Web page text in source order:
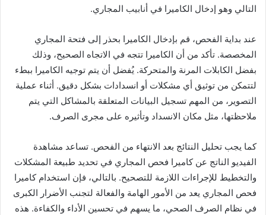
التالي وهو إدخال الكاميرا في أنابيب المجاري.
عند بداية الفحص، قم بإدخال الكاميرا بحذر إلى فتحة المجاري
المخصصة. تأكد من أن الكاميرا تتجه في الاتجاه الصحيح، وذلك
بفضل الكابلات المرنة والمتحركة. يُفضل أن يتم توجيه الكاميرا ببطء
لتتمكن من توثيق أي مشكلات أو انسدادات بشكل دقيق. أثناء عملية
التصوير، من المهم تسجيل البيانات المتعلقة بالمشاكل التي يتم
ملاحظتها، مثل مكان الانسداد وتأثيره على مجرى الصرف.
كما يجب تحليل النتائج بعد الانتهاء من الفحص. تساعد مشاهدة
الفيديو الناتج عن كاميرا فحص المجاري في تحديد طبيعة المشكلات
والتخطيط للإجراءات اللازمة للتصحيح. بالتالي، فإن استخدام كاميرا
فحص المجاري يعد من الأمور الهامة والفعالة لتجنب الأضرار الكبرى
في نظام الصرف الصحي، ما يسهم في تحسين الأداء والكفاءة. هذه